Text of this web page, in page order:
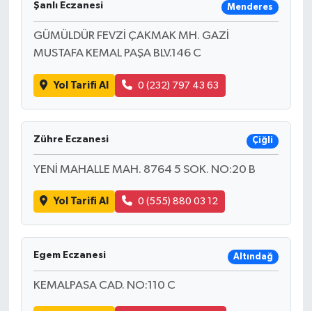
Şanlı Eczanesi Menderes
GÜMÜLDÜR FEVZİ ÇAKMAK MH. GAZİ
MUSTAFA KEMAL PAŞA BLV.146 C
Yol Tarifi Al 0 (232) 797 43 63
Zühre Eczanesi Çiğli
YENİ MAHALLE MAH. 8764 5 SOK. NO:20 B
Yol Tarifi Al 0 (555) 880 03 12
Egem Eczanesi Altındağ
KEMALPASA CAD. NO:110 C